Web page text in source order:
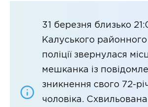
31 березня близько
Калуського районного
поліції звернулася
мешканка із
зникнення свого 72-
чоловіка.